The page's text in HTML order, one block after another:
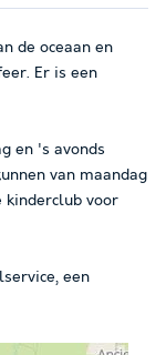
de oceaan en
Er is een
en 's avonds
van maandag
kinderclub voor
een